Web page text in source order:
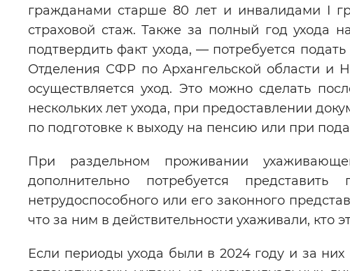
гражданами старше 80 лет и инвалидами I
страховой стаж. Также за полный год ухода
подтвердить факт ухода, — потребуется
Отделения СФР по Архангельской области и
осуществляется уход. Это можно сделать
нескольких лет ухода, при предоставлении
по подготовке к выходу на пенсию или при
При раздельном проживании
дополнительно потребуется
нетрудоспособного или его законного
что за ним в действительности ухаживали, кто
Если периоды ухода были в 2024 году и за